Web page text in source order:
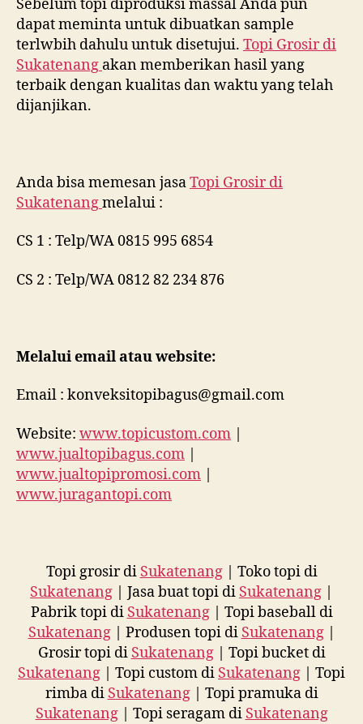
Sebelum topi diproduksi massal Anda pun
dapat meminta untuk dibuatkan sample
terlwbih dahulu untuk disetujui. Topi Grosir di
Sukatenang akan memberikan hasil yang
terbaik dengan kualitas dan waktu yang telah
dijanjikan.
Anda bisa memesan jasaTopi Grosir di
Sukatenangmelalui :
CS 1 : Telp/WA 0815 995 6854
CS 2 : Telp/WA 0812 82 234 876
Melalui email atau website:
Email : konveksitopibagus@gmail.com
Website: www.topicustom.com |
www.jualtopibagus.com |
www.jualtopipromosi.com |
www.juragantopi.com
Topi grosir di Sukatenang| Toko topi di
Sukatenang | Jasa buat topi di Sukatenang |
Pabrik topi di Sukatenang| Topi baseball di
Sukatenang| Produsen topi di Sukatenang|
Grosir topi di Sukatenang| Topi bucket di
Sukatenang | Topi custom di Sukatenang | Topi
rimba di Sukatenang| Topi pramuka di
Sukatenang| Topi seragam di Sukatenang